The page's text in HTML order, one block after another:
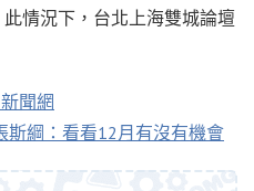
情況下，台北上海雙城論壇
聞網
斯綱：看看12月有沒有機會